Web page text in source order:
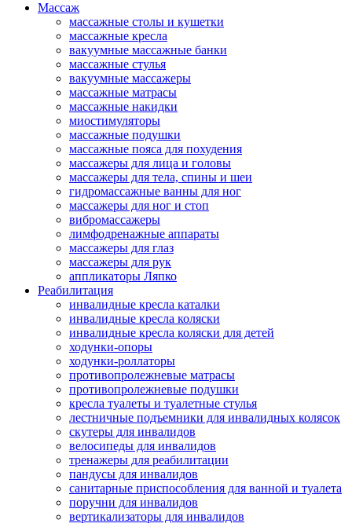
Массаж
массажные столы и кушетки
массажные кресла
вакуумные массажные банки
массажные стулья
вакуумные массажеры
массажные матрасы
массажные накидки
миостимуляторы
массажные подушки
массажные пояса для похудения
массажеры для лица и головы
массажеры для тела, спины и шеи
гидромассажные ванны для ног
массажеры для ног и стоп
вибромассажеры
лимфодренажные аппараты
массажеры для глаз
массажеры для рук
аппликаторы Ляпко
Реабилитация
инвалидные кресла каталки
инвалидные кресла коляски
инвалидные кресла коляски для детей
ходунки-опоры
ходунки-роллаторы
противопролежневые матрасы
противопролежневые подушки
кресла туалеты и туалетные стулья
лестничные подъемники для инвалидных колясок
скутеры для инвалидов
велосипеды для инвалидов
тренажеры для реабилитации
пандусы для инвалидов
санитарные приспособления для ванной и туалета
поручни для инвалидов
вертикализаторы для инвалидов